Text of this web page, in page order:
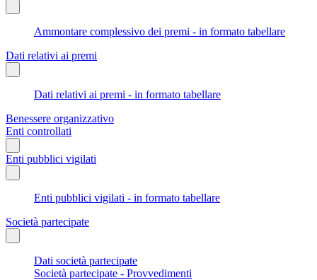
Ammontare complessivo dei premi - in formato tabellare
Dati relativi ai premi
Dati relativi ai premi - in formato tabellare
Benessere organizzativo
Enti controllati
Enti pubblici vigilati
Enti pubblici vigilati - in formato tabellare
Società partecipate
Dati società partecipate
Società partecipate - Provvedimenti